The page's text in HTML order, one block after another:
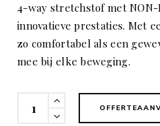
4-way stretchstof met NON-
innovatieve prestaties. Met
zo comfortabel als een
mee bij elke beweging.